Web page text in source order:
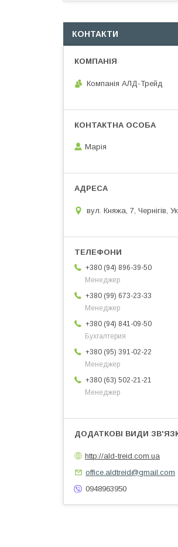
КОНТАКТИ
Компанія АЛД-Трейд
Марія
вул. Княжа, 7, Чернігів,
+380 (94) 896-39-50
Менеджер
+380 (99) 673-23-33
Менеджер
+380 (94) 841-09-50
Бухгалтерия
+380 (95) 391-02-22
Менеджер
+380 (63) 502-21-21
Менеджер
http://ald-treid.com.ua
office.aldtreid@gmail.com
0948963950